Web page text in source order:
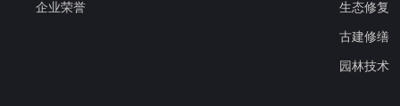
企业荣誉 生态修复
古建修缮
园林技术